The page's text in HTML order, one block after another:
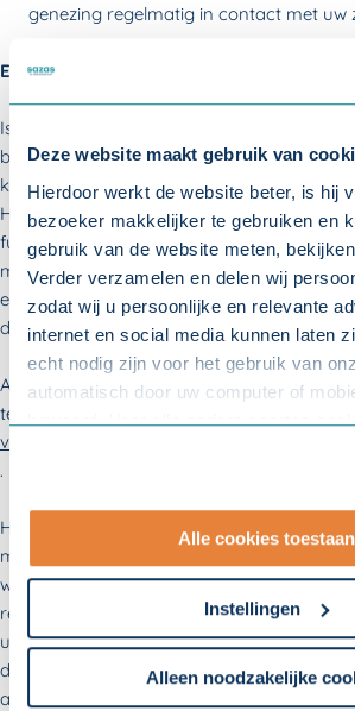
Deze website maakt gebruik van
Hierdoor werkt de website beter, is hij
bezoeker makkelijker te gebruiken en
gebruik van de website meten,
Verder verzamelen en delen wij
zodat wij u persoonlijke en relevante
internet en social media kunnen laten
echt nodig zijn voor het gebruik van
automatisch door uw computer of
bewaard. Voor alle andere soorten
aanpassen. Met uw toestemming
met onze10 partners.
- Lees hier onzeprivacyverklaring
Om uw toestemmingsvoorkeur te
Alle cookies toestaan
Instellingen
Alleen noodzakelijke
genezing regelmatig in contact met uw
Extra tip:
Is uw medewerker langer ziek en onder
bedrijfsarts? Dan kunt u, in overleg met de
kijken naar wat er eventueel qua
Hiervoor brengt de bedrijfsarts in kaart wat
functioneren de beperkingen en
medewerker zijn. Iemand met rugklachten
enkele uren per dag de post sorteren, de
de telefoon beantwoorden.
Als uw medewerker zich met regelmaat ziek
tekenen van dreigend verzuim herkent,
verzuimgesprek voeren
.
Het is verstandig om gelijk een re-
met daarin de acties die u en uw
weer aan het werk te gaan. Het UWV eist
re-integratiedossier als uw medewerker na
uitkering nodig heeft. Wanneer het UWV
dat de re-integratie niet juist is vastgelegd
aan de werkgever een loonsanctie opgelegd.